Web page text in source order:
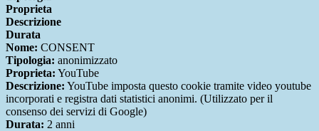
Proprieta
Descrizione
Durata
Nome: CONSENT
Tipologia: anonimizzato
Proprieta: YouTube
Descrizione: YouTube imposta questo cookie tramite video youtube
incorporati e registra dati statistici anonimi. (Utilizzato per il
consenso dei servizi di Google)
Durata: 2 anni